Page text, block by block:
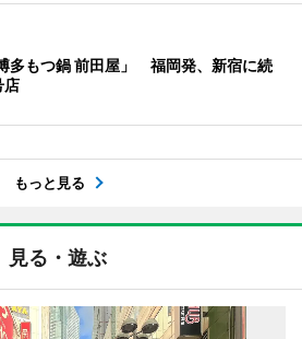
多もつ鍋 前田屋」 福岡発、新宿に続
店
もっと見る
見る・遊ぶ